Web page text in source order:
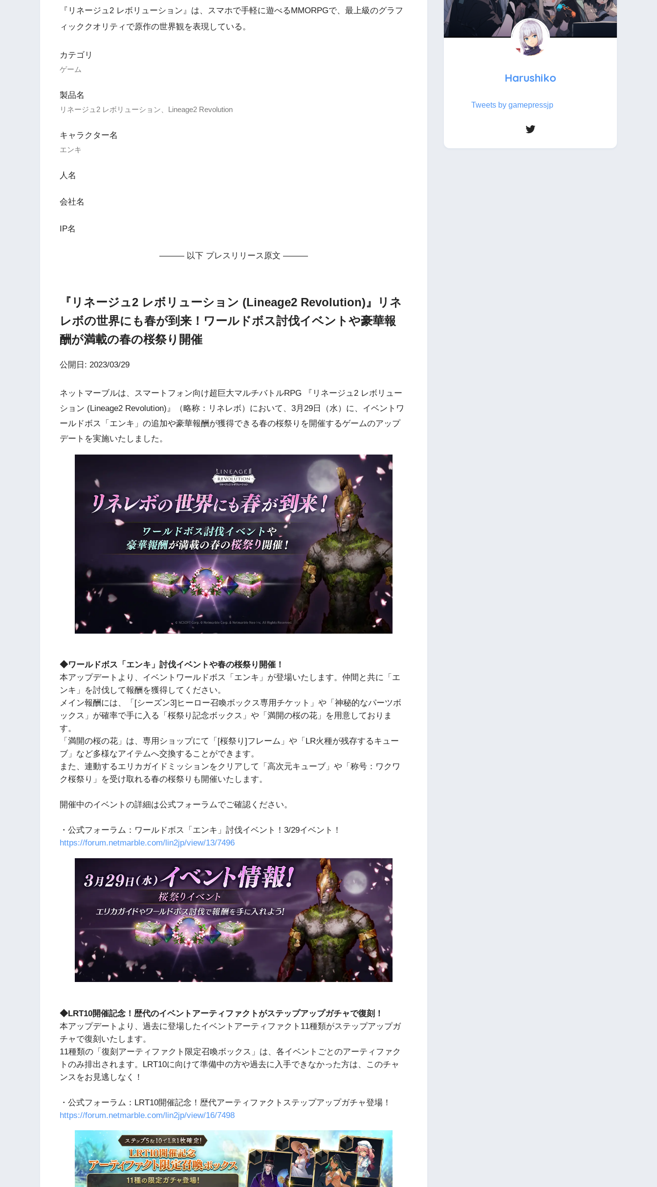
『リネージュ2 レボリューション』は、スマホで手軽に遊べるMMORPGで、最上級のグラフ
ィッククオリティで原作の世界観を表現している。
カテゴリ
ゲーム
製品名
リネージュ2 レボリューション、Lineage2 Revolution
キャラクター名
エンキ
人名
会社名
IP名
——— 以下 プレスリリース原文 ———
『リネージュ2 レボリューション (Lineage2 Revolution)』リネ
レボの世界にも春が到来！ワールドボス討伐イベントや豪華報
酬が満載の春の桜祭り開催
公開日: 2023/03/29
ネットマーブルは、スマートフォン向け超巨大マルチバトルRPG 『リネージュ2 レボリュー
ション (Lineage2 Revolution)』（略称：リネレボ）において、3月29日（水）に、イベントワ
ールドボス「エンキ」の追加や豪華報酬が獲得できる春の桜祭りを開催するゲームのアップ
デートを実施いたしました。
◆ワールドボス「エンキ」討伐イベントや春の桜祭り開催！
本アップデートより、イベントワールドボス「エンキ」が登場いたします。仲間と共に「エ
ンキ」を討伐して報酬を獲得してください。
メイン報酬には、「[シーズン3]ヒーロー召喚ボックス専用チケット」や「神秘的なパーツボ
ックス」が確率で手に入る「桜祭り記念ボックス」や「満開の桜の花」を用意しておりま
す。
「満開の桜の花」は、専用ショップにて「[桜祭り]フレーム」や「LR火種が残存するキュー
ブ」など多様なアイテムへ交換することができます。
また、連動するエリカガイドミッションをクリアして「高次元キューブ」や「称号：ワクワ
ク桜祭り」を受け取れる春の桜祭りも開催いたします。
開催中のイベントの詳細は公式フォーラムでご確認ください。
・公式フォーラム：ワールドボス「エンキ」討伐イベント！3/29イベント！
https://forum.netmarble.com/lin2jp/view/13/7496
◆LRT10開催記念！歴代のイベントアーティファクトがステップアップガチャで復刻！
本アップデートより、過去に登場したイベントアーティファクト11種類がステップアップガ
チャで復刻いたします。
11種類の「復刻アーティファクト限定召喚ボックス」は、各イベントごとのアーティファク
トのみ排出されます。LRT10に向けて準備中の方や過去に入手できなかった方は、このチャ
ンスをお見逃しなく！
・公式フォーラム：LRT10開催記念！歴代アーティファクトステップアップガチャ登場！
https://forum.netmarble.com/lin2jp/view/16/7498
Harushiko
Tweets by gamepressjp